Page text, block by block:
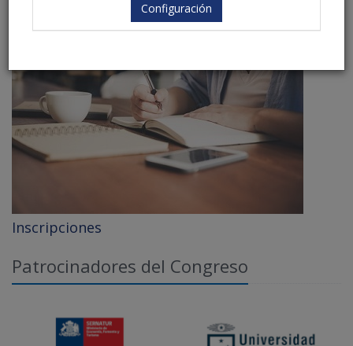
Configuración
Inscripciones
Patrocinadores del Congreso